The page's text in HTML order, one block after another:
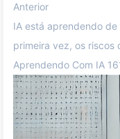
Anterior
IA está aprendendo
primeira vez, os
Aprendendo Com IA